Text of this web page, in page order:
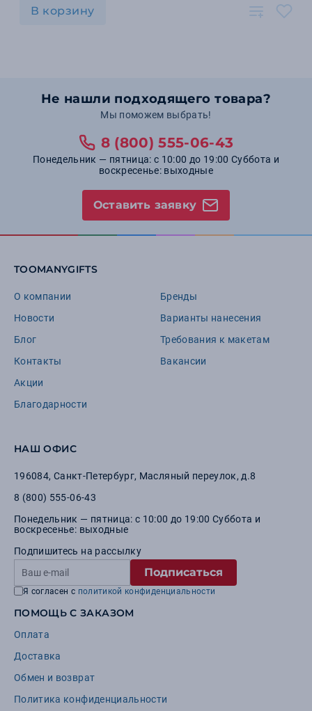
В корзину
Не нашли подходящего товара?
Мы поможем выбрать!
8 (800) 555-06-43
Понедельник — пятница: с 10:00 до 19:00 Суббота и
воскресенье: выходные
Оставить заявку
TOOMANYGIFTS
О компании
Новости
Блог
Контакты
Акции
Благодарности
Бренды
Варианты нанесения
Требования к макетам
Вакансии
НАШ ОФИС
196084, Санкт-Петербург, Масляный переулок, д.8
8 (800) 555-06-43
Понедельник — пятница: с 10:00 до 19:00 Суббота и
воскресенье: выходные
Подпишитесь на рассылку
Подписаться
Я согласен с политикой конфиденциальности
ПОМОЩЬ С ЗАКАЗОМ
Оплата
Доставка
Обмен и возврат
Политика конфиденциальности